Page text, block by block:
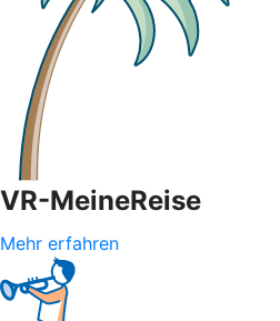
VR-MeineReise
Mehr erfahren